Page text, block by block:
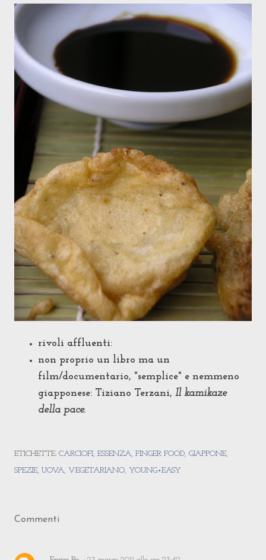
rivoli affluenti:
non proprio un libro ma un
film/documentario, "semplice" e nemmeno
giapponese: Tiziano Terzani, Il kamikaze
della pace.
ETICHETTE: CARCIOFI ESSENZA FINGER FOOD GIAPPONE
SPEZIE UOVA VEGETARIANO YOUNG+EASY
Commenti